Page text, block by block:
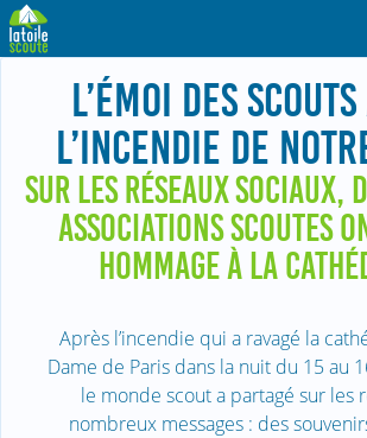
L’ÉMOI DES
L’INCENDIE DE
SUR LES RÉSEAUX SOCIAUX,
ASSOCIATIONS SCOUTES
HOMMAGE À LA
Après l’incendie qui a ravagé la
Dame de Paris dans la nuit du 15 au
le monde scout a partagé sur les
nombreux messages : des